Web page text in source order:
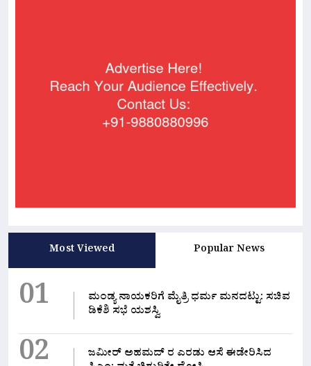
Most Viewed Popular News
01
ಮಂಡ್ಯ ನಾಯಕರಿಗೆ ಮೈತ್ರಿ ಧರ್ಮ ಮನದಟ್ಟು: ಸಚಿವ
ಡಿಕೆಶಿ ಸಭೆ ಯಶಸ್ವಿ
02
ಜಮೀರ್ ಅಹಮದ್ ರ ಎರಡು ಆಸೆ ಈಡೇರಿಸಿದ